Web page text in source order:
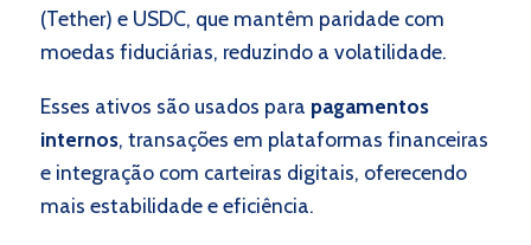
(Tether) e USDC, que mantêm paridade com
moedas fiduciárias, reduzindo a volatilidade.
Esses ativos são usados para pagamentos
internos, transações em plataformas financeiras
e integração com carteiras digitais, oferecendo
mais estabilidade e eficiência.